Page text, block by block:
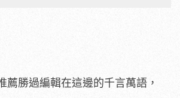
薦勝過編輯在這邊的千言萬語，